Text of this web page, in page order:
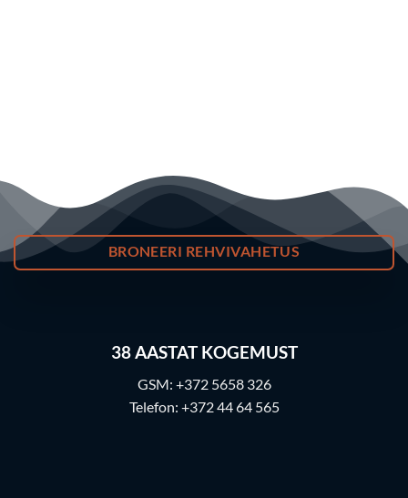
BRONEERI REHVIVAHETUS
38AASTAT KOGEMUST
GSM: +372 5658 326
Telefon: +372 44 64 565